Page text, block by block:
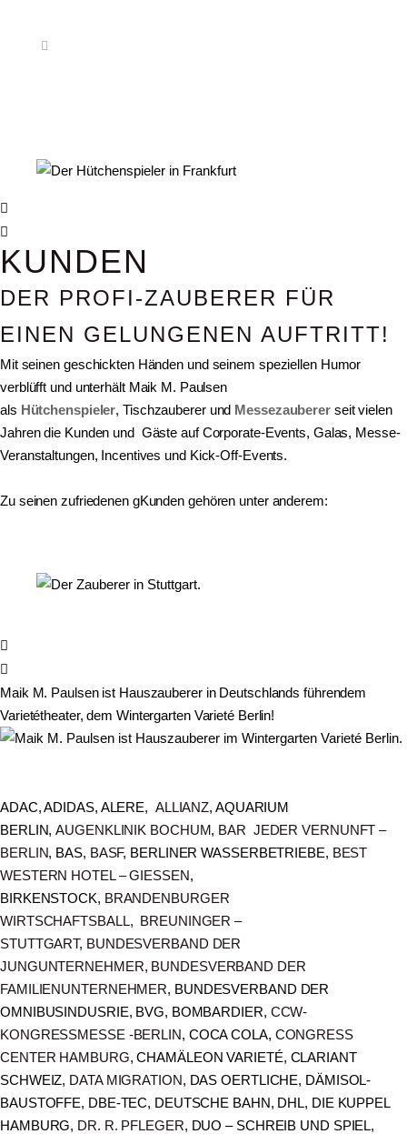
KUNDEN
DER PROFI-ZAUBERER FÜR
EINEN GELUNGENEN AUFTRITT!
Mit seinen geschickten Händen und seinem speziellen Humor
verblüfft und unterhält Maik M. Paulsen
als Hütchenspieler, Tischzauberer und Messezaubererseit vielen
Jahren die Kunden und Gäste auf Corporate-Events, Galas, Messe-
Veranstaltungen, Incentives und Kick-Off-Events.
Zu seinen zufriedenen gKunden gehören unter anderem:
Maik M. Paulsen ist Hauszauberer in Deutschlands führendem
Varietétheater, dem Wintergarten Varieté Berlin!
ADAC, ADIDAS, ALERE, ALLIANZ, AQUARIUM
BERLIN,AUGENKLINIK BOCHUM, BAR JEDER VERNUNFT –
BERLIN, BAS, BASF, BERLINER WASSERBETRIEBE, BEST
WESTERN HOTEL – GIESSEN,
BIRKENSTOCK, BRANDENBURGER
WIRTSCHAFTSBALL, BREUNINGER –
STUTTGART, BUNDESVERBAND DER
JUNGUNTERNEHMER, BUNDESVERBAND DER
FAMILIENUNTERNEHMER, BUNDESVERBAND DER
OMNIBUSINDUSRIE, BVG, BOMBARDIER, CCW-
KONGRESSMESSE -BERLIN, COCA COLA, CONGRESS
CENTER HAMBURG, CHAMÄLEON VARIETÉ, CLARIANT
SCHWEIZ, DATA MIGRATION, DAS OERTLICHE, DÄMISOL-
BAUSTOFFE, DBE-TEC, DEUTSCHE BAHN, DHL, DIE KUPPEL
HAMBURG, DR. R. PFLEGER, DUO – SCHREIB UND SPIEL,